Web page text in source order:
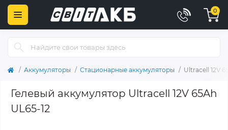
0
Аккумуляторы Стационарные аккумуляторы Ultracell 12V
Гелевый аккумулятор Ultracell 12V 65Ah
UL65-12